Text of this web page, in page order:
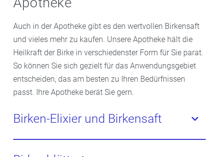
Auch in der Apotheke gibt es den wertvollen Birkensaft
und vieles mehr zu kaufen. Unsere Apotheke hält die
Heilkraft der Birke in verschiedenster Form für Sie parat.
So können Sie sich gezielt für das Anwendungsgebiet
entscheiden, das am besten zu Ihren Bedürfnissen
passt. Ihre Apotheke berät Sie gern.
Birken-Elixier und Birkensaft
Besonders für eine Kur gegen Frühjahrsmüdigkeit